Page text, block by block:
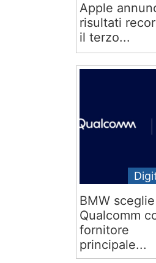
Apple
risultati
il terzo...
BMW sceglie
Qualcomm
fornitore
principale...